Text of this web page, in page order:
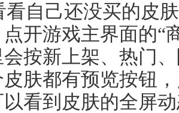
看自己还没买的皮
开游戏主界面的“
按新上架、热门
皮肤都有预览按钮
看到皮肤的全屏